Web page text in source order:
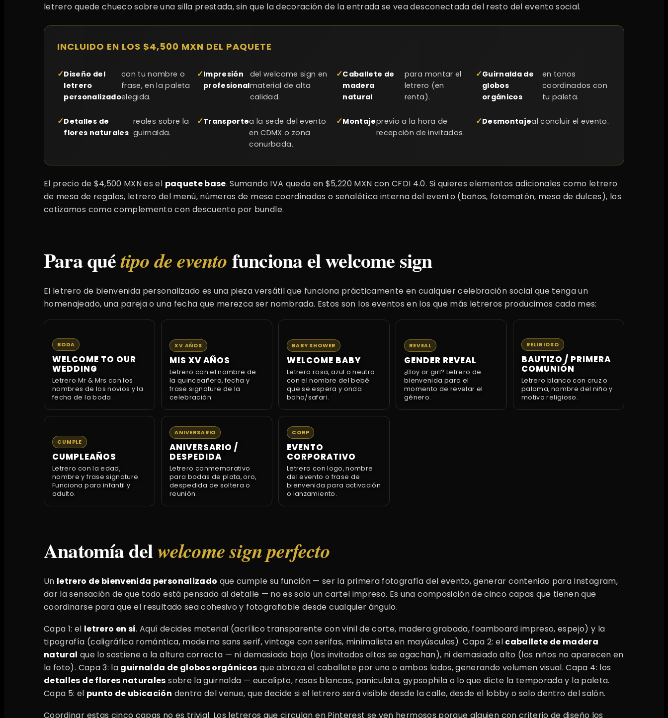
letrero quede chueco sobre una silla prestada, sin que la decoración de la entrada se vea desconectada del resto del evento social.
INCLUIDO EN LOS $4,500 MXN DEL PAQUETE
Diseño del
letrero
personalizado
con tu nombre o
frase, en la paleta
elegida.
Impresión
profesional
del welcome sign en
material de alta
calidad.
Caballete de
madera
natural
para montar el
letrero (en
renta).
Guirnalda de
globos
orgánicos
en tonos
coordinados con
tu paleta.
Detalles de
flores naturales
reales sobre la
guirnalda.
Transportea la sede del evento
en CDMX o zona
conurbada.
Montajeprevio a la hora de
recepción de invitados.
Desmontajeal concluir el evento.
El precio de $4,500 MXN es el paquete base. Sumando IVA queda en $5,220 MXN con CFDI 4.0. Si quieres elementos adicionales como letrero
de mesa de regalos, letrero del menú, números de mesa coordinados o señalética interna del evento (baños, fotomatón, mesa de dulces), los
cotizamos como complemento con descuento por bundle.
Para quétipo de eventofunciona el welcome sign
El letrero de bienvenida personalizado es una pieza versátil que funciona prácticamente en cualquier celebración social que tenga un
homenajeado, una pareja o una fecha que merezca ser nombrada. Estos son los eventos en los que más letreros producimos cada mes:
BODA
WELCOME TO OUR
WEDDING
Letrero Mr & Mrs con los
nombres de los novios y la
fecha de la boda.
XV AÑOS
MIS XV AÑOS
Letrero con el nombre de
la quinceañera, fecha y
frase signature de la
celebración.
BABY SHOWER
WELCOME BABY
Letrero rosa, azul o neutro
con el nombre del bebé
que se espera y onda
boho/safari.
REVEAL
GENDER REVEAL
¿Boy or girl? Letrero de
bienvenida para el
momento de revelar el
género.
RELIGIOSO
BAUTIZO / PRIMERA
COMUNIÓN
Letrero blanco con cruz o
paloma, nombre del niño y
motivo religioso.
CUMPLE
CUMPLEAÑOS
Letrero con la edad,
nombre y frase signature.
Funciona para infantil y
adulto.
ANIVERSARIO
ANIVERSARIO /
DESPEDIDA
Letrero conmemorativo
para bodas de plata, oro,
despedida de soltera o
reunión.
CORP
EVENTO
CORPORATIVO
Letrero con logo, nombre
del evento o frase de
bienvenida para activación
o lanzamiento.
Anatomía delwelcome sign perfecto
Un letrero de bienvenida personalizado que cumple su función — ser la primera fotografía del evento, generar contenido para Instagram,
dar la sensación de que todo está pensado al detalle — no es solo un cartel impreso. Es una composición de cinco capas que tienen que
coordinarse para que el resultado sea cohesivo y fotografiable desde cualquier ángulo.
Capa 1: el letrero en sí. Aquí decides material (acrílico transparente con vinil de corte, madera grabada, foamboard impreso, espejo) y la
tipografía (caligráfica romántica, moderna sans serif, vintage con serifas, minimalista en mayúsculas). Capa 2: el caballete de madera
natural que lo sostiene a la altura correcta — ni demasiado bajo (los invitados altos se agachan), ni demasiado alto (los niños no aparecen en
la foto). Capa 3: la guirnalda de globos orgánicos que abraza el caballete por uno o ambos lados, generando volumen visual. Capa 4: los
detalles de flores naturales sobre la guirnalda — eucalipto, rosas blancas, paniculata, gypsophila o lo que dicte la temporada y la paleta.
Capa 5: el punto de ubicación dentro del venue, que decide si el letrero será visible desde la calle, desde el lobby o solo dentro del salón.
Coordinar estas cinco capas no es trivial. Los letreros que circulan en Pinterest se ven hermosos porque alguien con criterio de diseño los